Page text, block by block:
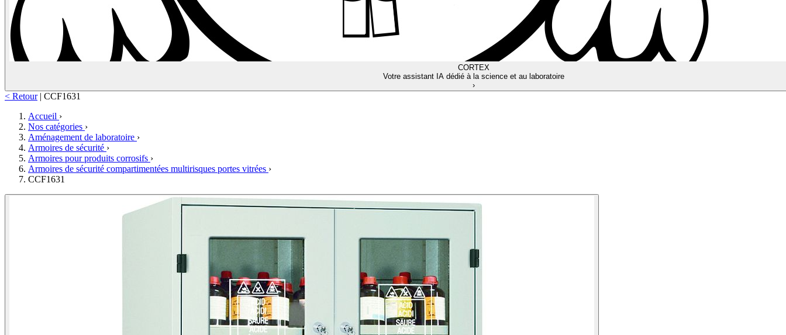
CORTEX
Votre assistant IA dédié à la science et au laboratoire
›
< Retour | CCF1631
Accueil ›
Nos catégories ›
Aménagement de laboratoire ›
Armoires de sécurité ›
Armoires pour produits corrosifs ›
Armoires de sécurité compartimentées multirisques portes vitrées ›
CCF1631